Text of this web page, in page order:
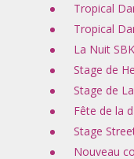
Tropical
Tropical
La Nuit SBK
Stage de
Stage de
Fête de la
Stage
Nouveau